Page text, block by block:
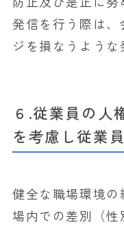
発信を行う際は
ジを損なうような
６.従業員の人
を考慮し従業
健全な職場環境
場内での差別（